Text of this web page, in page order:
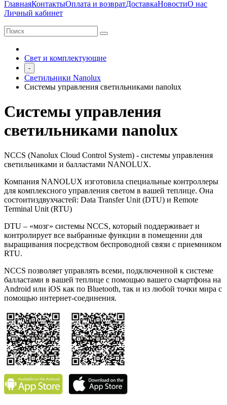
ГлавнаяКонтактыОплата и возвратДоставкаНовостиО нас
Личный кабинет
Свет и комплектующие
-
Светильники Nanolux
Системы управления светильниками nanolux
Системы управления
светильниками nanolux
NCCS (Nanolux Cloud Control System) - системы управления
светильниками и балластами NANOLUX.
Компания NANOLUX изготовила специальные контроллеры
для комплексного управления светом в вашей теплице. Она
состоитиздвухчастей: Data Transfer Unit (DTU) и Remote
Terminal Unit (RTU)
DTU – «мозг» системы NCCS, который поддерживает и
контролирует все выбранные функции в помещении для
выращивания посредством беспроводной связи с приемником
RTU.
NCCS позволяет управлять всеми, подключенной к системе
балластами в вашей теплице с помощью вашего смартфона на
Android или iOS как по Bluetooth, так и из любой точки мира с
помощью интернет-соединения.